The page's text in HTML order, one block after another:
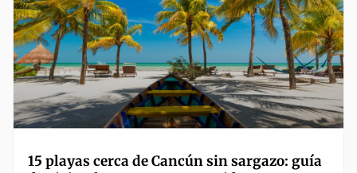
15 playas cerca de Cancún sin sargazo: guía